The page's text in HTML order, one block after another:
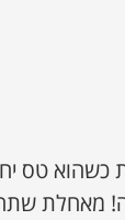
טס
מאחלת